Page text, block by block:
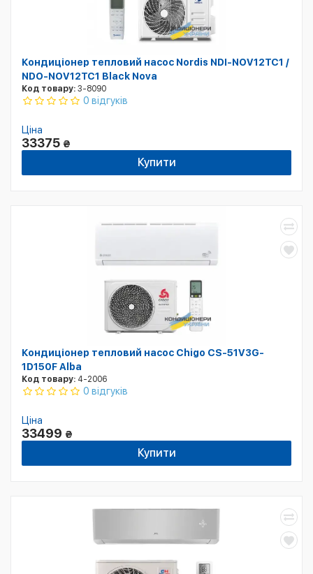
Кондиціонер тепловий насос Nordis NDI-NOV12TC1 /
NDO-NOV12TC1 Black Nova
Код товару: 3-8090
0 відгуків
Ціна
33375 ₴
Купити
Кондиціонер тепловий насос Chigo CS-51V3G-
1D150F Alba
Код товару: 4-2006
0 відгуків
Ціна
33499 ₴
Купити